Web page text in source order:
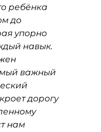
ребёнка
до
упорно
навык.
важный
дорогу
нам